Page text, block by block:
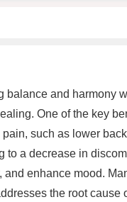
and harmony
One of the key
such as lower
a decrease in
enhance mood.
the root cause